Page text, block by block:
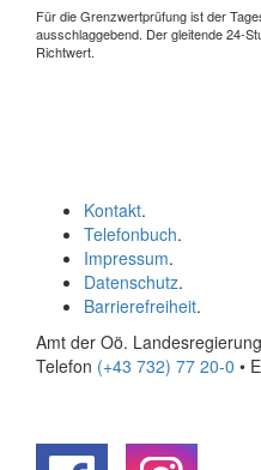
Für die Grenzwertprüfung ist der
ausschlaggebend. Der gleitende 24-
Richtwert.
Kontakt.
Telefonbuch.
Impressum.
Datenschutz.
Barrierefreiheit.
Amt der Oö.
Telefon (+43 732) 77 20-0 •